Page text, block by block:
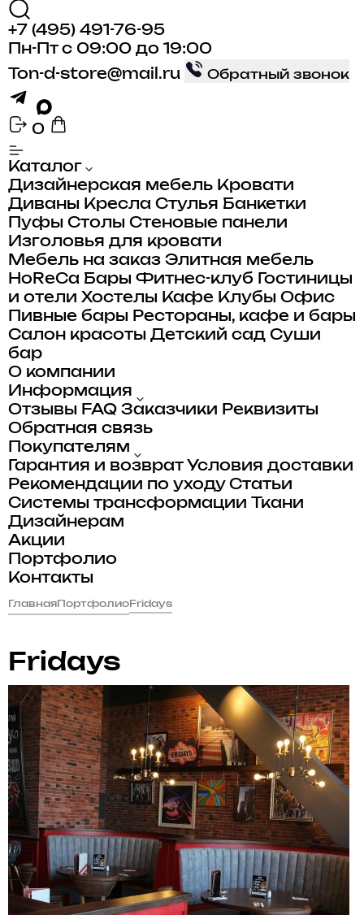
+7 (495) 491-76-95
Пн-Пт с 09:00 до 19:00
Ton-d-store@mail.ru
Обратный звонок
0
Каталог
Дизайнерская мебель Кровати
Диваны Кресла Стулья Банкетки
Пуфы Столы Стеновые панели
Изголовья для кровати
Мебель на заказ Элитная мебель
HoReCa Бары Фитнес-клуб
Гостиницы
и отели Хостелы Кафе Клубы Офис
Пивные бары Рестораны, кафе и бары
Салон красоты Детский сад Суши
бар
О компании
Информация
Отзывы FAQ Заказчики Реквизиты
Обратная связь
Покупателям
Гарантия и возврат Условия доставки
Рекомендации по уходу Статьи
Системы трансформации
Ткани
Дизайнерам
Акции
Портфолио
Контакты
ГлавнаяПортфолиоFridays
Fridays